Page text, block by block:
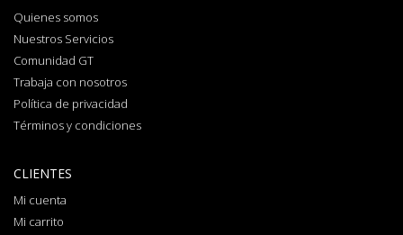
Quienes somos
Nuestros Servicios
Comunidad GT
Trabaja con nosotros
Política de privacidad
Términos y condiciones
CLIENTES
Mi cuenta
Mi carrito